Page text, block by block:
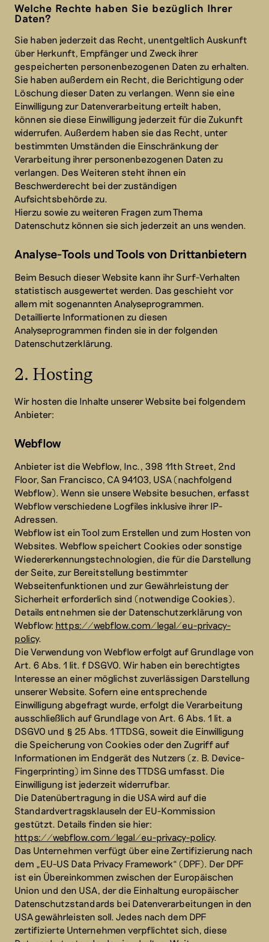
Welche Rechte haben Sie bezüglich Ihrer
Daten?
Sie haben jederzeit das Recht, unentgeltlich Auskunft
über Herkunft, Empfänger und Zweck ihrer
gespeicherten personenbezogenen Daten zu erhalten.
Sie haben außerdem ein Recht, die Berichtigung oder
Löschung dieser Daten zu verlangen. Wenn sie eine
Einwilligung zur Datenverarbeitung erteilt haben,
können sie diese Einwilligung jederzeit für die Zukunft
widerrufen. Außerdem haben sie das Recht, unter
bestimmten Umständen die Einschränkung der
Verarbeitung ihrer personenbezogenen Daten zu
verlangen. Des Weiteren steht ihnen ein
Beschwerderecht bei der zuständigen
Aufsichtsbehörde zu.
Hierzu sowie zu weiteren Fragen zum Thema
Datenschutz können sie sich jederzeit an uns wenden.
Analyse-Tools und Tools von Dritt­anbietern
Beim Besuch dieser Website kann ihr Surf-Verhalten
statistisch ausgewertet werden. Das geschieht vor
allem mit sogenannten Analyseprogrammen.
Detaillierte Informationen zu diesen
Analyseprogrammen finden sie in der folgenden
Datenschutzerklärung.
2. Hosting
Wir hosten die Inhalte unserer Website bei folgendem
Anbieter:
Webflow
Anbieter ist die Webflow, Inc., 398 11th Street, 2nd
Floor, San Francisco, CA 94103, USA (nachfolgend
Webflow). Wenn sie unsere Website besuchen, erfasst
Webflow verschiedene Logfiles inklusive ihrer IP-
Adressen.
Webflow ist ein Tool zum Erstellen und zum Hosten von
Websites. Webflow speichert Cookies oder sonstige
Wiedererkennungstechnologien, die für die Darstellung
der Seite, zur Bereitstellung bestimmter
Webseitenfunktionen und zur Gewährleistung der
Sicherheit erforderlich sind (notwendige Cookies).
Details entnehmen sie der Datenschutzerklärung von
Webflow: https://webflow.com/legal/eu-privacy-
policy.
Die Verwendung von Webflow erfolgt auf Grundlage von
Art. 6 Abs. 1 lit. f DSGVO. Wir haben ein berechtigtes
Interesse an einer möglichst zuverlässigen Darstellung
unserer Website. Sofern eine entsprechende
Einwilligung abgefragt wurde, erfolgt die Verarbeitung
ausschließlich auf Grundlage von Art. 6 Abs. 1 lit. a
DSGVO und § 25 Abs. 1 TTDSG, soweit die Einwilligung
die Speicherung von Cookies oder den Zugriff auf
Informationen im Endgerät des Nutzers (z. B. Device-
Fingerprinting) im Sinne des TTDSG umfasst. Die
Einwilligung ist jederzeit widerrufbar.
Die Datenübertragung in die USA wird auf die
Standardvertragsklauseln der EU-Kommission
gestützt. Details finden sie hier:
https://webflow.com/legal/eu-privacy-policy.
Das Unternehmen verfügt über eine Zertifizierung nach
dem „EU-US Data Privacy Framework“ (DPF). Der DPF
ist ein Übereinkommen zwischen der Europäischen
Union und den USA, der die Einhaltung europäischer
Datenschutzstandards bei Datenverarbeitungen in den
USA gewährleisten soll. Jedes nach dem DPF
zertifizierte Unternehmen verpflichtet sich, diese